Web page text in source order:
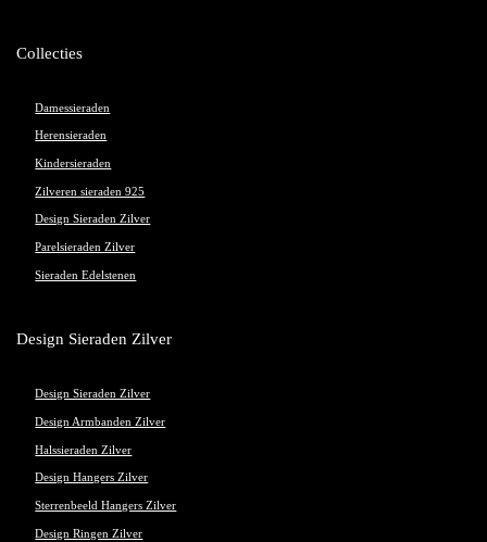
Collecties
Damessieraden
Herensieraden
Kindersieraden
Zilveren sieraden 925
Design Sieraden Zilver
Parelsieraden Zilver
Sieraden Edelstenen
Design Sieraden Zilver
Design Sieraden Zilver
Design Armbanden Zilver
Halssieraden Zilver
Design Hangers Zilver
Sterrenbeeld Hangers Zilver
Design Ringen Zilver